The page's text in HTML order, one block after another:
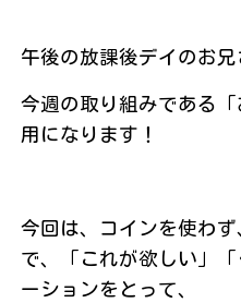
午後の放課後デイのお兄
今週の取り組みである
用になります！
今回は、コインを使わ
で、「これが欲しい」
ーションをとって、